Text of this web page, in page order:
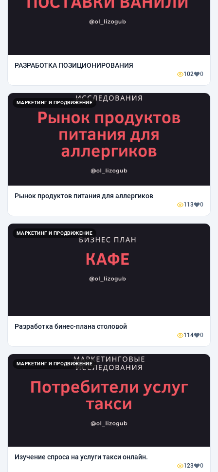
РАЗРАБОТКА ПОЗИЦИОНИРОВАНИЯ
102 0
МАРКЕТИНГ И ПРОДВИЖЕНИЕ
Рынок продуктов питания для аллергиков
113 0
МАРКЕТИНГ И ПРОДВИЖЕНИЕ
Разработка бинес-плана столовой
114 0
МАРКЕТИНГ И ПРОДВИЖЕНИЕ
Изучение спроса на услуги такси онлайн.
123 0